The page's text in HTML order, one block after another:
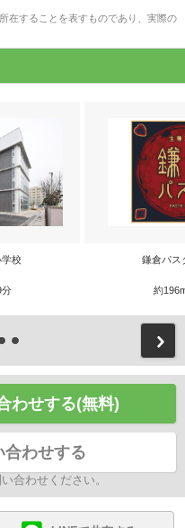
在することを表すものであり、実際の
学校
分
鎌倉パス
約
わせする(無料)
合わせする
合わせください。